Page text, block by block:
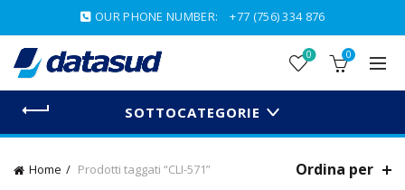
OUR PHONE NUMBER: +77 (756) 334 876
0 0
SOTTOCATEGORIE
Home Prodotti taggati “CLI-571” Ordina per